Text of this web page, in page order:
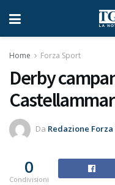
Home Forza Sport
Derby
Da Redazione
0
Condivisioni